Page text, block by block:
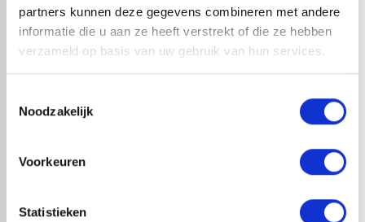
partners kunnen deze gegevens combineren met andere
informatie die u aan ze heeft verstrekt of die ze hebben
verzameld op basis van uw gebruik van hun services.
Noodzakelijk
Voorkeuren
Statistieken
Productinformatieblad EPDM strook 1,14mm.pdf
check_circleLeverancier met expertise in EPDM-verwerking
HANDIG OM ER BIJ TE KOPEN